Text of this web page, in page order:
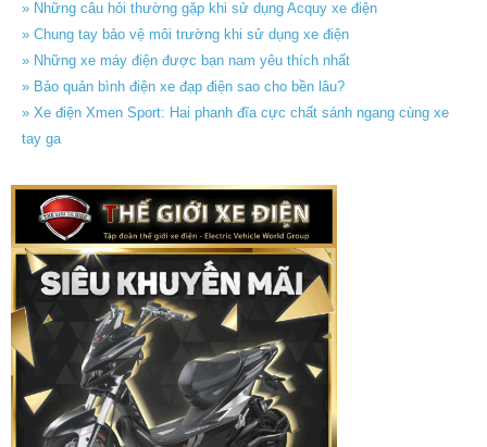
» Những câu hỏi thường gặp khi sử dụng Acquy xe điện
» Chung tay bảo vệ môi trường khi sử dụng xe điện
» Những xe máy điện được bạn nam yêu thích nhất
» Bảo quản bình điện xe đạp điện sao cho bền lâu?
» Xe điện Xmen Sport: Hai phanh đĩa cực chất sánh ngang cùng xe
tay ga